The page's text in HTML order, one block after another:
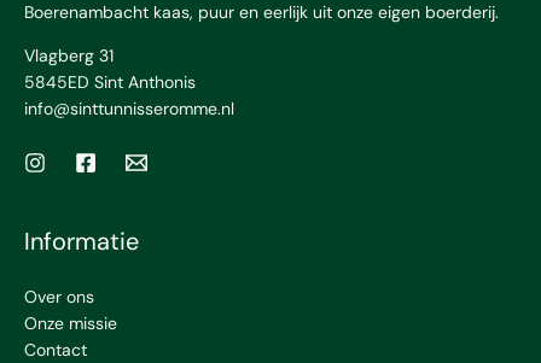
Boerenambacht kaas, puur en eerlijk uit onze eigen boerderij.
Vlagberg 31
5845ED Sint Anthonis
info@sinttunnisseromme.nl
Informatie
Over ons
Onze missie
Contact